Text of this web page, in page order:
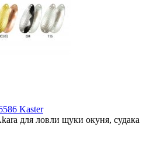
Kaster
для ловли щуки окуня, судака